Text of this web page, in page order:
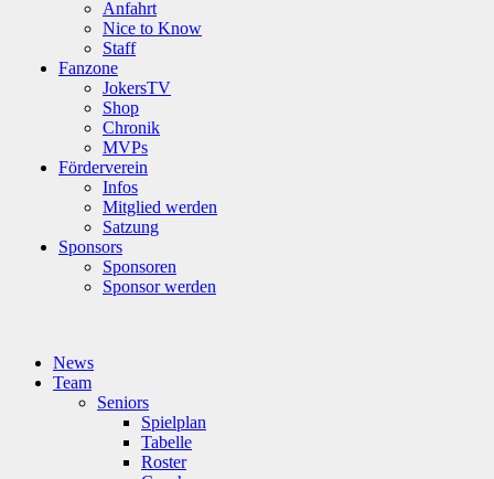
Anfahrt
Nice to Know
Staff
Fanzone
JokersTV
Shop
Chronik
MVPs
Förderverein
Infos
Mitglied werden
Satzung
Sponsors
Sponsoren
Sponsor werden
News
Team
Seniors
Spielplan
Tabelle
Roster